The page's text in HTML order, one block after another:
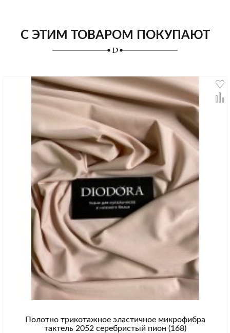
С ЭТИМ ТОВАРОМ ПОКУПАЮТ
Полотно трикотажное эластичное микрофибра
тактель 2052 серебристый пион (168)